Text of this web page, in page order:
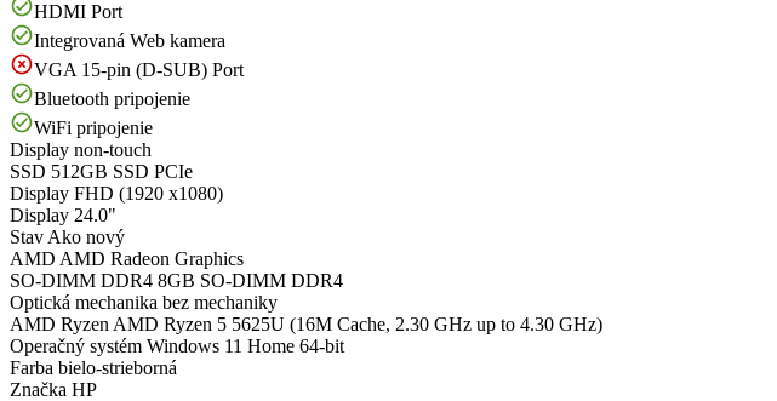
HDMI Port
Integrovaná Web kamera
VGA 15-pin (D-SUB) Port
Bluetooth pripojenie
WiFi pripojenie
Display non-touch
SSD 512GB SSD PCIe
Display FHD (1920 x1080)
Display 24.0"
Stav Ako nový
AMD AMD Radeon Graphics
SO-DIMM DDR4 8GB SO-DIMM DDR4
Optická mechanika bez mechaniky
AMD Ryzen AMD Ryzen 5 5625U (16M Cache, 2.30 GHz up to 4.30 GHz)
Operačný systém Windows 11 Home 64-bit
Farba bielo-strieborná
Značka HP